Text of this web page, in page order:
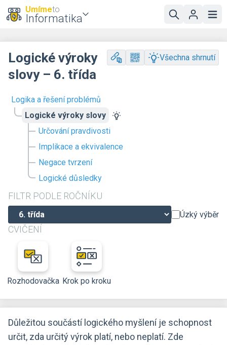
Umímeto
Informatika
Logika a řešení problémů
Logické výroky slovy
Určování pravdivosti
Implikace a ekvivalence
Negace tvrzení
Logické důsledky
FILTR PODLE ROČNÍKU
Úzký výběr
CVIČENÍ
Rozhodovačka Krok po kroku
Logické výroky
slovy – 6. třída
Všechna shrnutí
Důležitou součástí logického myšlení je schopnost
určit, zda určitý výrok platí, nebo neplatí. Zde